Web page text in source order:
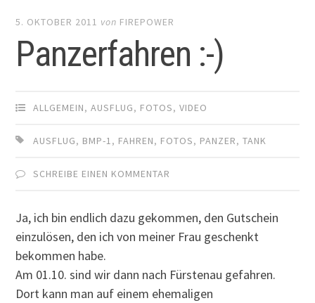
5. OKTOBER 2011 von FIREPOWER
Panzerfahren :-)
ALLGEMEIN,AUSFLUG, FOTOS,VIDEO
AUSFLUG, BMP-1, FAHREN, FOTOS, PANZER,TANK
SCHREIBE EINEN KOMMENTAR
Ja, ich bin endlich dazu gekommen, den Gutschein
einzulösen, den ich von meiner Frau geschenkt
bekommen habe.
Am 01.10. sind wir dann nach Fürstenau gefahren.
Dort kann man auf einem ehemaligen